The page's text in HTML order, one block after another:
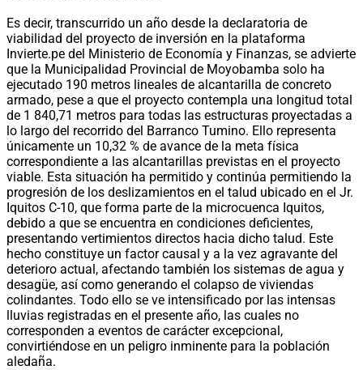
Es decir, transcurrido un año desde la declaratoria de
viabilidad del proyecto de inversión en la plataforma
Invierte.pe del Ministerio de Economía y Finanzas, se advierte
que la Municipalidad Provincial de Moyobamba solo ha
ejecutado 190 metros lineales de alcantarilla de concreto
armado, pese a que el proyecto contempla una longitud total
de 1 840,71 metros para todas las estructuras proyectadas a
lo largo del recorrido del Barranco Tumino. Ello representa
únicamente un 10,32 % de avance de la meta física
correspondiente a las alcantarillas previstas en el proyecto
viable. Esta situación ha permitido y continúa permitiendo la
progresión de los deslizamientos en el talud ubicado en el Jr.
Iquitos C-10, que forma parte de la microcuenca Iquitos,
debido a que se encuentra en condiciones deficientes,
presentando vertimientos directos hacia dicho talud. Este
hecho constituye un factor causal y a la vez agravante del
deterioro actual, afectando también los sistemas de agua y
desagüe, así como generando el colapso de viviendas
colindantes. Todo ello se ve intensificado por las intensas
lluvias registradas en el presente año, las cuales no
corresponden a eventos de carácter excepcional,
convirtiéndose en un peligro inminente para la población
aledaña.